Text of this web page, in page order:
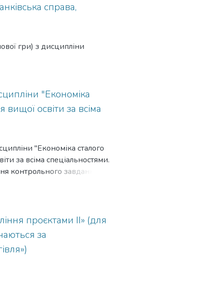
справа,
гри) з дисципліни
"Економіка
вищої освіти за всіма
"Економіка сталого
за всіма спеціальностями.
контрольного завдання з
індивідуального
проєктами ІІ» (для
за